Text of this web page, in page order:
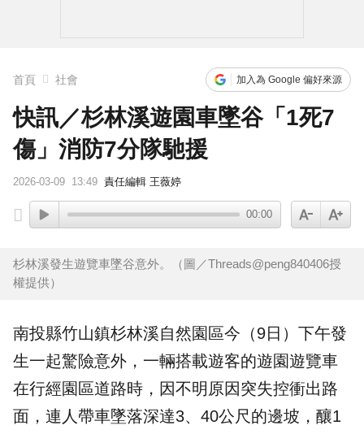
首頁 社會 加入為 Google 偏好來源
快訊／杉林溪遊園車墜谷「1死7
傷」消防7分隊馳援
2026-03-09 13:49 責任編輯 王薇婷
00:00
杉林溪發生遊覽車墜谷意外。（圖／Threads@peng840406授
權提供）
南投縣竹山鎮杉林溪自然園區今（9日）下午發
生一起驚險意外，一輛搭載遊客的遊園遊覽車
在行經園區道路時，因不明原因突失控衝出路
面，連人帶車墜落深達3、40公尺的邊坡，釀1